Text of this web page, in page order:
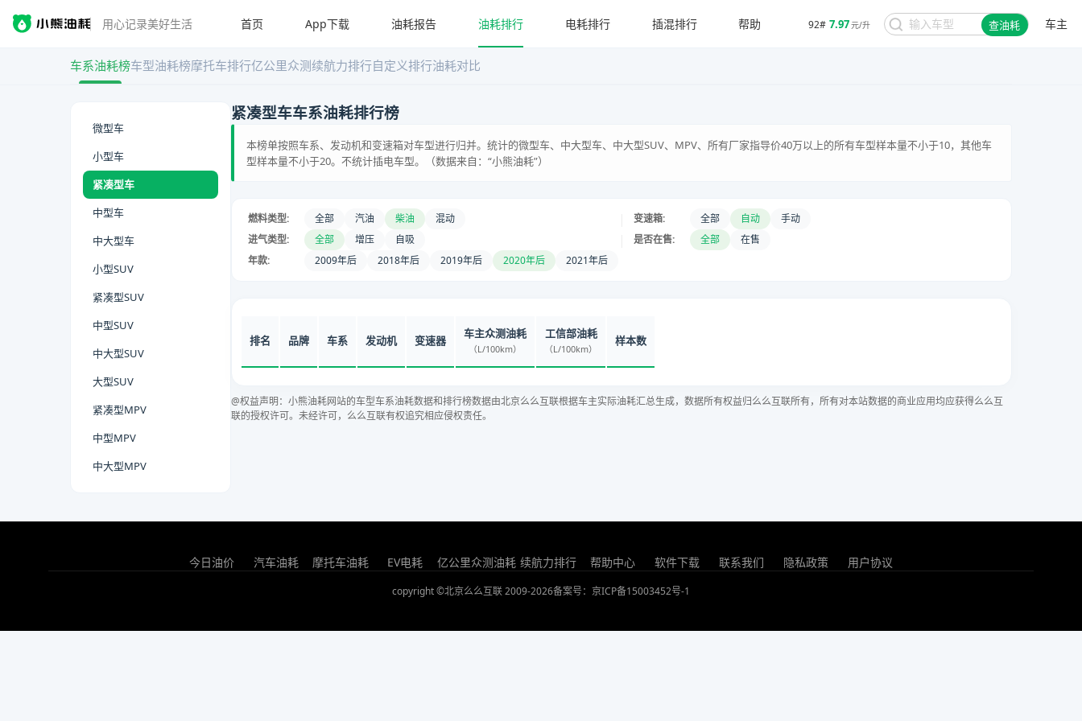
用心记录美好生活 92# 7.97元/升 查油耗 车主
首页 App下载 油耗报告 油耗排行 电耗排行 插混排行 帮助
车系油耗榜车型油耗榜摩托车排行亿公里众测续航力排行自定义排行油耗对比
微型车
小型车
紧凑型车
中型车
中大型车
小型SUV
紧凑型SUV
中型SUV
中大型SUV
大型SUV
紧凑型MPV
中型MPV
中大型MPV
紧凑型车车系油耗排行榜
本榜单按照车系、发动机和变速箱对车型进行归并。统计的微型车、中大型车、中大型SUV、MPV、所有厂家指导价40万以上的所有车型样本量不小于10，其他车
型样本量不小于20。不统计插电车型。（数据来自：“小熊油耗”）
燃料类型: 全部 汽油 柴油 混动 变速箱: 全部 自动
手动
进气类型:
全部 增压 自吸 是否在售: 全部
在售
年款:
2009年后 2018年后 2019年后 2020年后 2021年后
排名 品牌 车系 发动机 变速器 车主众测油耗
（L/100km）
工信部油耗
（L/100km）
样本数
@权益声明：小熊油耗网站的车型车系油耗数据和排行榜数据由北京么么互联根据车主实际油耗汇总生成，数据所有权益归么么互联所有，所有对本站数据的商业应用均应获得么么互
联的授权许可。未经许可，么么互联有权追究相应侵权责任。
今日油价 汽车油耗 摩托车油耗 EV电耗 亿公里众测油耗 续航力排行 帮助中心 软件下载 联系我们 隐私政策 用户协议
copyright ©北京么么互联 2009-2026备案号：京ICP备15003452号-1